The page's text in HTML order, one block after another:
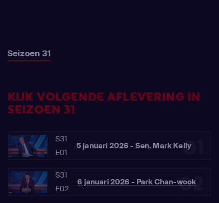
Seizoen 31
KIJK VOLGENDE AFLEVERING IN
SEIZOEN 31
01
S31
E01
5 januari 2026 - Sen. Mark Kelly
02
S31
E02
6 januari 2026 - Park Chan-wook